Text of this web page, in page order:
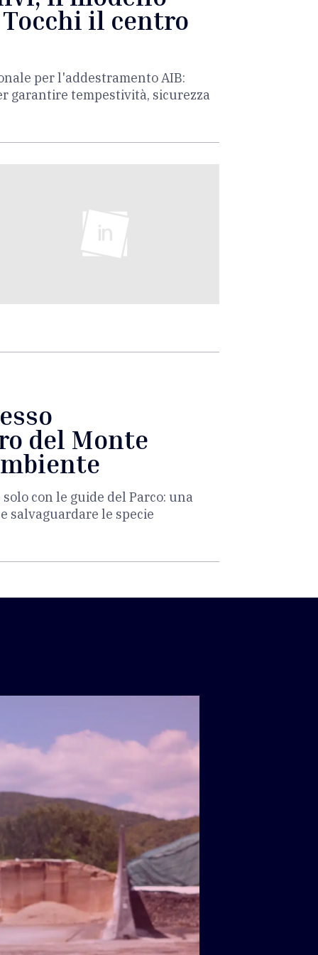
il centro
per l'addestramento AIB:
garantire tempestività, sicurezza
del Monte
con le guide del Parco: una
salvaguardare le specie